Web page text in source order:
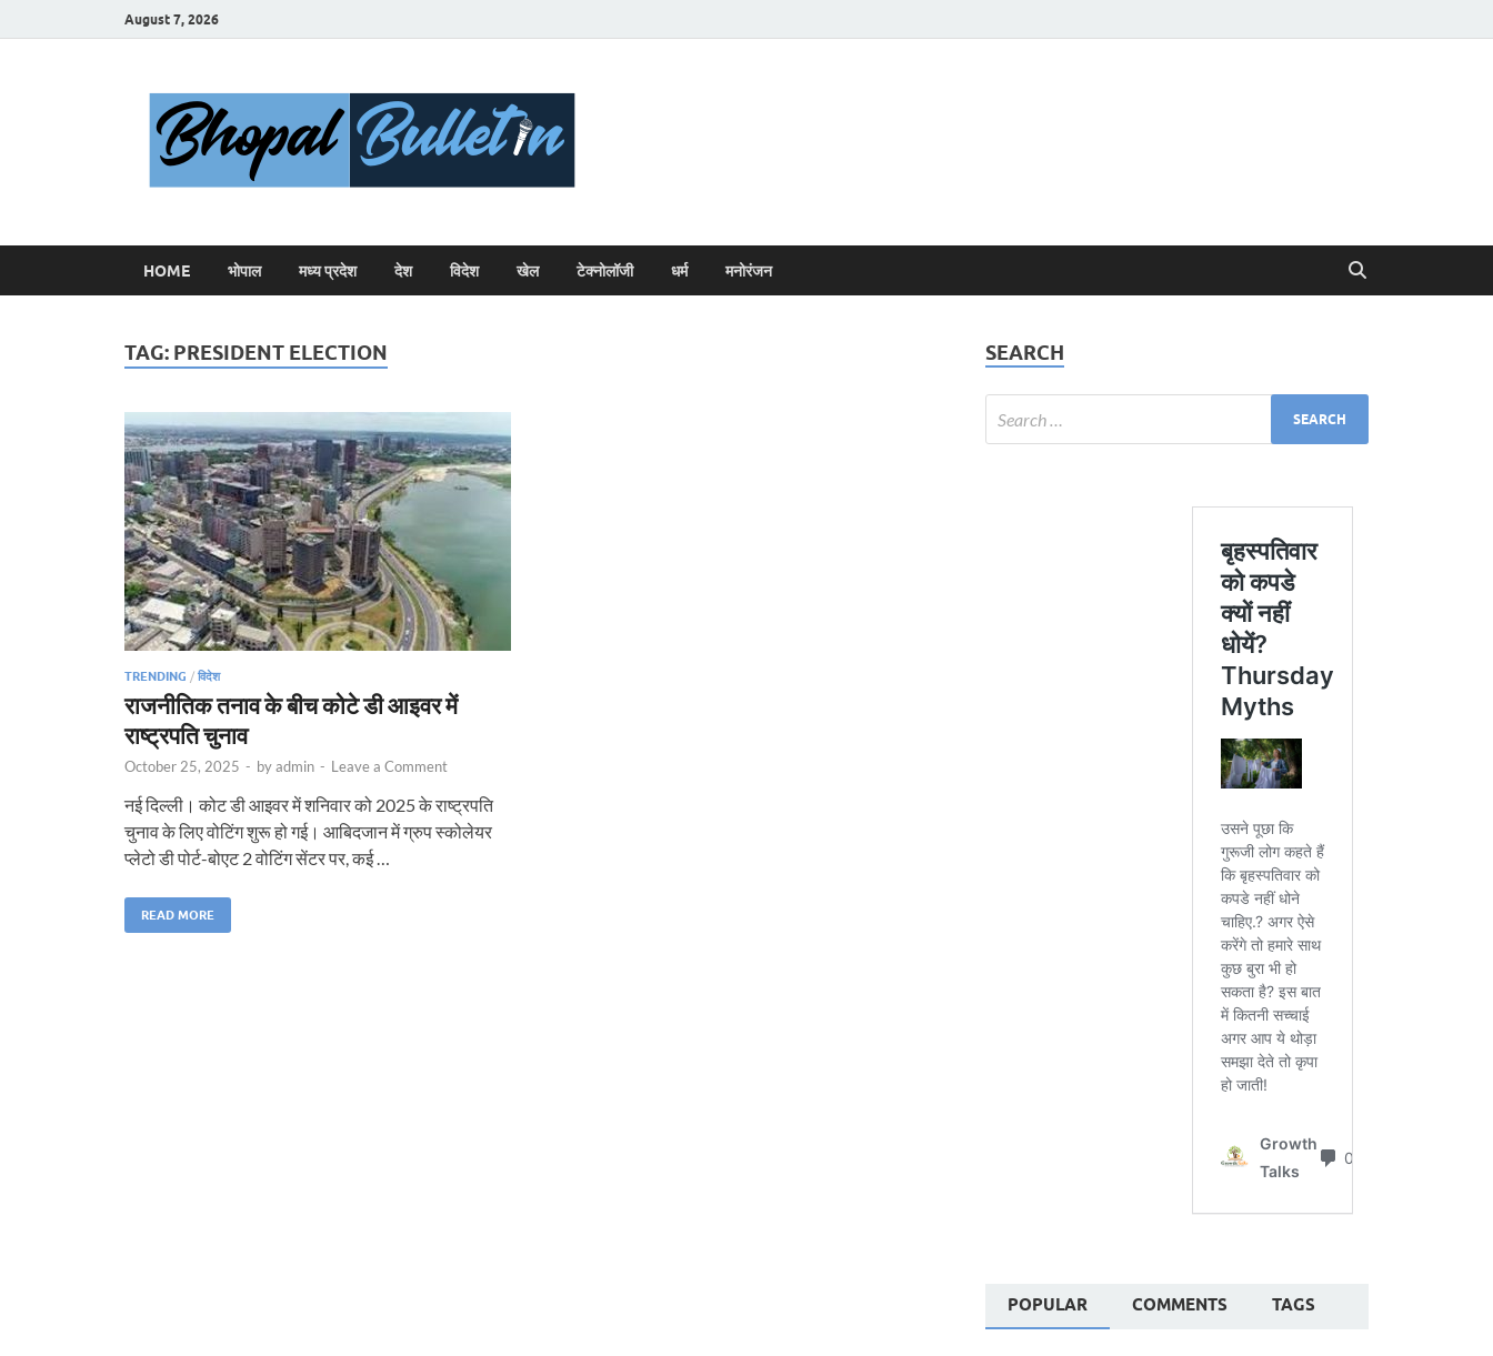
August 7, 2026
HOME भोपाल मध्य प्रदेश देश विदेश खेल टेक्नोलॉजी धर्म मनोरंजन
TAG: PRESIDENT ELECTION
TRENDING / विदेश
राजनीतिक तनाव के बीच कोटे डी आइवर में
राष्ट्रपति चुनाव
October 25, 2025 - byadmin - Leave a Comment
नई दिल्ली। कोट डी आइवर में शनिवार को 2025 के राष्ट्रपति
चुनाव के लिए वोटिंग शुरू हो गई। आबिदजान में ग्रुप स्कोलेयर
प्लेटो डी पोर्ट-बोएट 2 वोटिंग सेंटर पर, कई …
READ MORE
SEARCH
POPULAR COMMENTS TAGS